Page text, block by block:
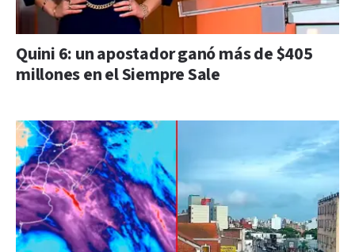
Quini 6: un apostador ganó más de $405
millones en el Siempre Sale